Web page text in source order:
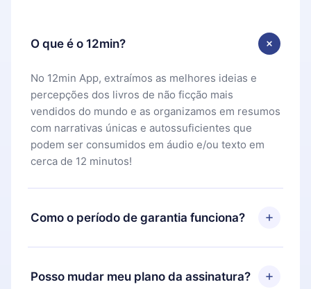
O que é o 12min?
No 12min App, extraímos as melhores ideias e
percepções dos livros de não ficção mais
vendidos do mundo e as organizamos em resumos
com narrativas únicas e autossuficientes que
podem ser consumidos em áudio e/ou texto em
cerca de 12 minutos!
Como o período de garantia funciona?
Você pode baixar nosso aplicativo e começar a
aproveitar nossa biblioteca. Se por algum motivo
não ficar satisfeito com nossa plataforma, basta
Posso mudar meu plano da assinatura?